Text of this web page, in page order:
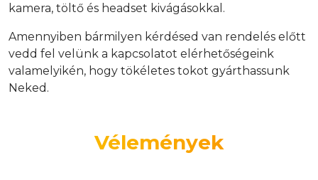
kamera, töltő és headset kivágásokkal.
Amennyiben bármilyen kérdésed van rendelés előtt
vedd fel velünk a kapcsolatot elérhetőségeink
valamelyikén, hogy tökéletes tokot gyárthassunk
Neked.
Vélemények